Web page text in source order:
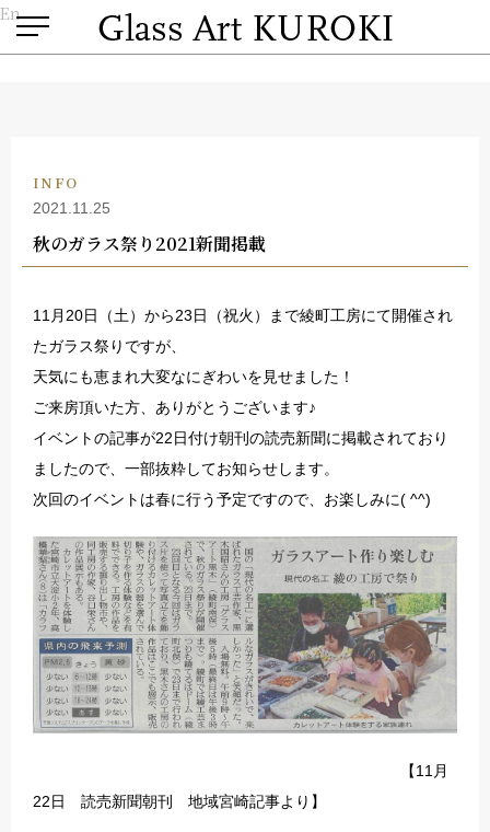
En
INFO
2021.11.25
秋のガラス祭り2021新聞掲載
11月20日（土）から23日（祝火）まで綾町工房にて開催され
たガラス祭りですが、
天気にも恵まれ大変なにぎわいを見せました！
ご来房頂いた方、ありがとうございます♪
イベントの記事が22日付け朝刊の読売新聞に掲載されており
ましたので、一部抜粋してお知らせします。
次回のイベントは春に行う予定ですので、お楽しみに( ^^)
【11月
22日 読売新聞朝刊 地域宮崎記事より】